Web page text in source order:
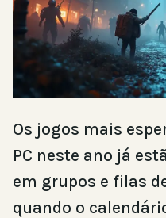
Os jogos mais
PC neste ano já
em grupos e filas
quando o